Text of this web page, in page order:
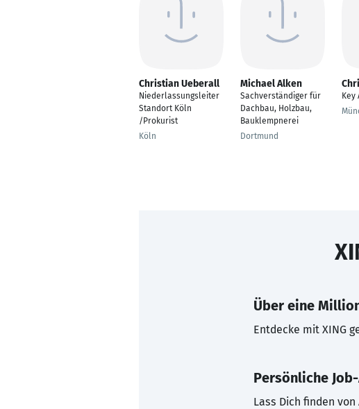
Christian Ueberall
Niederlassungsleiter
Standort Köln
/Prokurist
Köln
Michael Alken
Sachverständiger für
Dachbau, Holzbau,
Bauklempnerei
Dortmund
Key
Über eine
Entdecke mit XING
Persönliche
Lass Dich finden